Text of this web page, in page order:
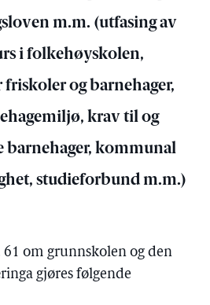
m.m. (utfasing av
i folkehøyskolen,
og barnehager,
krav til og
barnehager, kommunal
studieforbund m.m.)
om grunnskolen og den
gjøres følgende